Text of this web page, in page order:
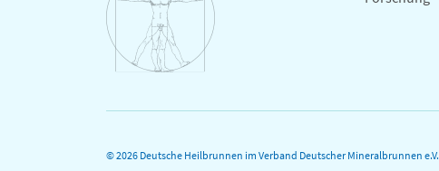
© 2026 Deutsche Heilbrunnen im Verband Deutscher Mineralbrunnen e.V.